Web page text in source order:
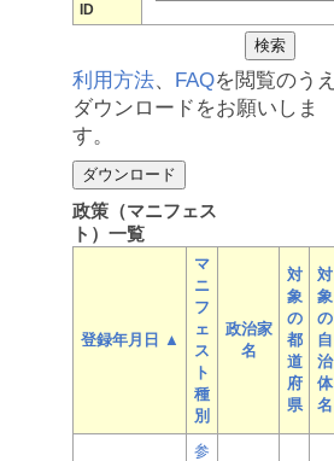
ID
利用方法、 FAQを閲覧のうえ
ダウンロードをお願いしま
す。
政策（マニフェス
ト）一覧
登録年月日 ▲
マ
ニ
フ
ェ
ス
ト
種
別
政治家
名
対
象
の
都
道
府
県
対
象
の
自
治
体
名
参